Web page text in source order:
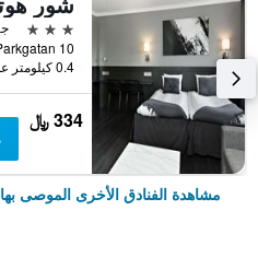
3 نجوم
0.4 كيلومتر عن وسط المدينة
334 ﷼
مشاهدة الفنادق الأخرى الموصى بها